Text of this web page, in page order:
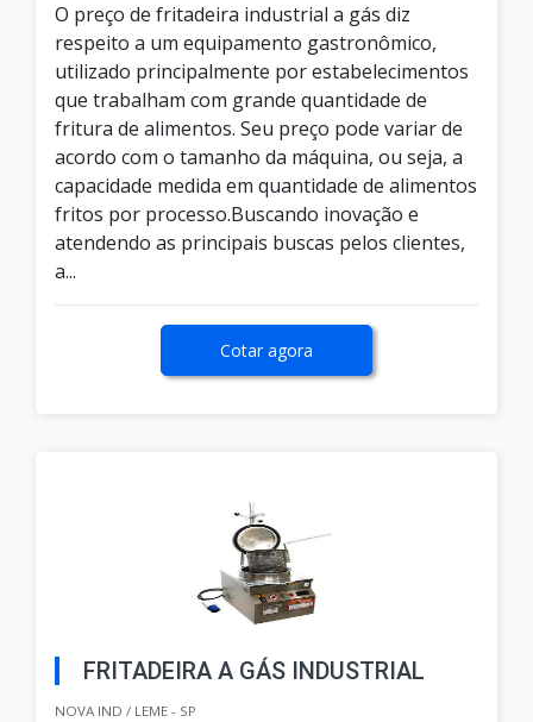
O preço de fritadeira industrial a gás diz
respeito a um equipamento gastronômico,
utilizado principalmente por estabelecimentos
que trabalham com grande quantidade de
fritura de alimentos. Seu preço pode variar de
acordo com o tamanho da máquina, ou seja, a
capacidade medida em quantidade de alimentos
fritos por processo.Buscando inovação e
atendendo as principais buscas pelos clientes,
a...
Cotar agora
FRITADEIRA A GÁS INDUSTRIAL
NOVA IND / LEME - SP